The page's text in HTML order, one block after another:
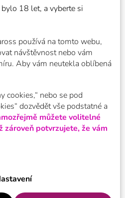
18 let, a vyberte si
používá na tomto webu,
návštěvnost nebo vám
Aby vám neutekla oblíbená
cookies,“ nebo se pod
dozvědět vše podstatné a
můžete volitelné
zároveň potvrzujete, že vám
0ks /0 Kč